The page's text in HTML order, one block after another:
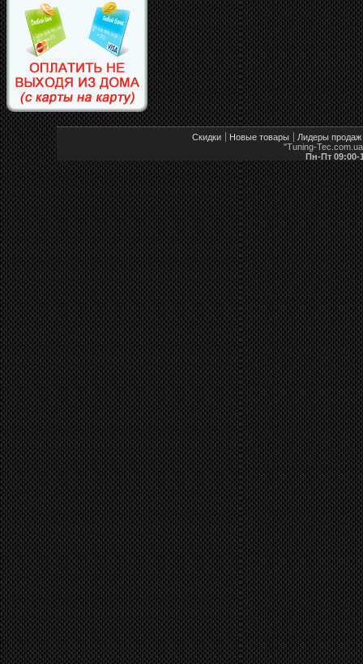
Скидки Новые товары
Лидеры продаж
"Tuning-
Пн-Пт 09:00-